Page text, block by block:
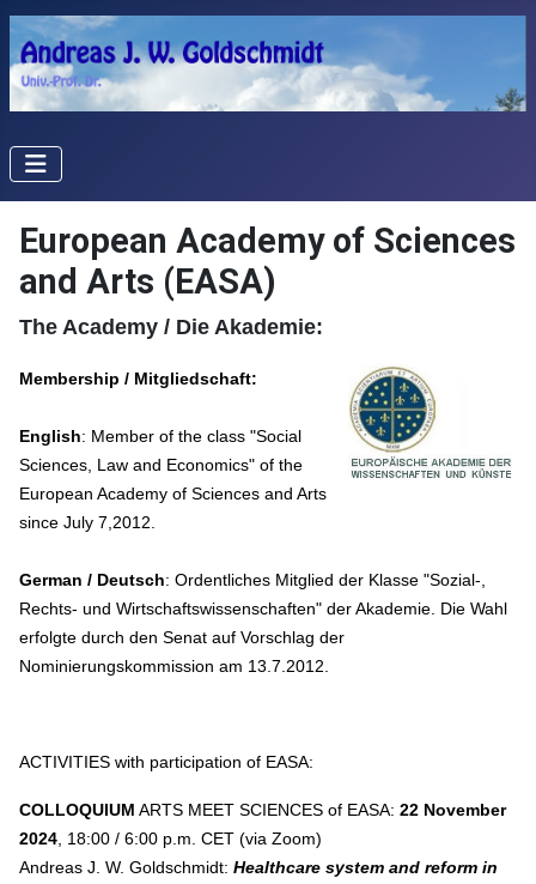
European Academy of Sciences
and Arts (EASA)
The Academy / Die Akademie:
Membership / Mitgliedschaft:
English: Member of the class "Social
Sciences, Law and Economics" of the
European Academy of Sciences and Arts
since July 7,2012.
German / Deutsch: Ordentliches Mitglied der Klasse "Sozial-,
Rechts- und Wirtschaftswissenschaften" der Akademie. Die Wahl
erfolgte durch den Senat auf Vorschlag der
Nominierungskommission am 13.7.2012.
ACTIVITIES with participation of EASA:
COLLOQUIUM ARTS MEET SCIENCES of EASA: 22 November
2024 , 18:00 / 6:00 p.m. CET (via Zoom)
Andreas J. W. Goldschmidt: Healthcare system and reform in